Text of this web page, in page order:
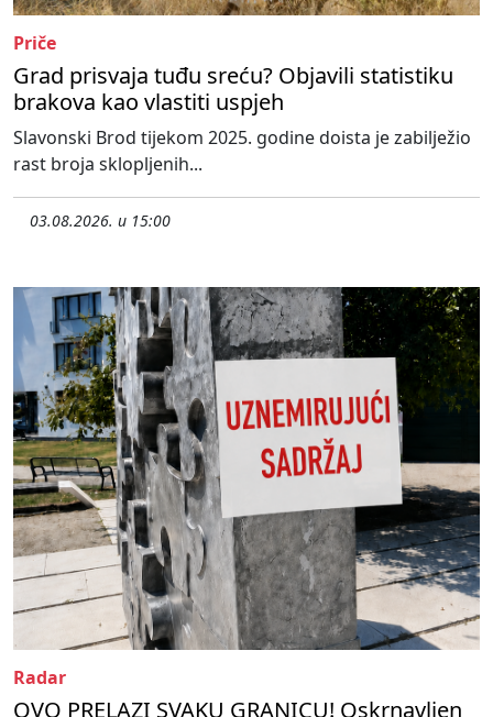
Priče
Grad prisvaja tuđu sreću? Objavili statistiku
brakova kao vlastiti uspjeh
Slavonski Brod tijekom 2025. godine doista je zabilježio
rast broja sklopljenih...
03.08.2026. u 15:00
Radar
OVO PRELAZI SVAKU GRANICU! Oskrnavljen